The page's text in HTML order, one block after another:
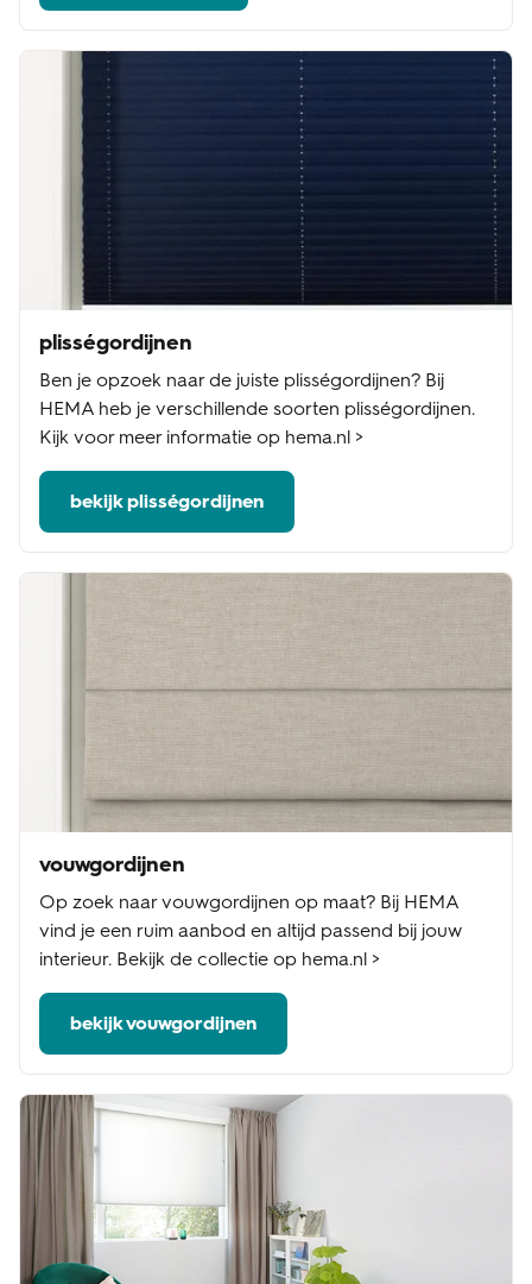
plisségordijnen
Ben je opzoek naar de juiste plisségordijnen? Bij
HEMA heb je verschillende soorten plisségordijnen.
Kijk voor meer informatie op hema.nl >
bekijk plisségordijnen
vouwgordijnen
Op zoek naar vouwgordijnen op maat? Bij HEMA
vind je een ruim aanbod en altijd passend bij jouw
interieur. Bekijk de collectie op hema.nl >
bekijk vouwgordijnen